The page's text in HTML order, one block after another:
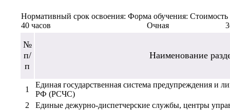
Нормативный срок освоения:
40 часов
Форма обучения:
Очная
Стоимость
№
п/
п
Наименование
1
Единая государственная система предупреждения и
РФ (РСЧС)
2
Единые дежурно-диспетчерские службы, центры